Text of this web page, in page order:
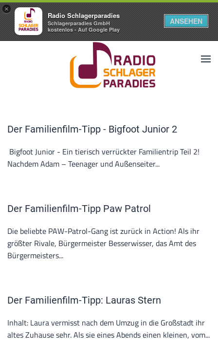
×
Radio Schlagerparadies
Schlagerparadies GmbH
kostenlos - Auf Google Play
ANSEHEN
Der Familienfilm-Tipp - Bigfoot Junior 2
Bigfoot Junior - Ein tierisch verrückter Familientrip Teil 2!
Nachdem Adam – Teenager und Außenseiter...
Der Familienfilm-Tipp Paw Patrol
Die beliebte PAW-Patrol-Gang ist zurück in Action! Als ihr
größter Rivale, Bürgermeister Besserwisser, das Amt des
Bürgermeisters...
Der Familienfilm-Tipp: Lauras Stern
Inhalt: Laura vermisst nach dem Umzug in die Großstadt ihr
altes Zuhause sehr. Als sie eines Abends einen kleinen, vom...